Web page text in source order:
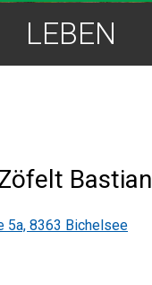
LEBEN
Bastian
5a, 8363 Bichelsee